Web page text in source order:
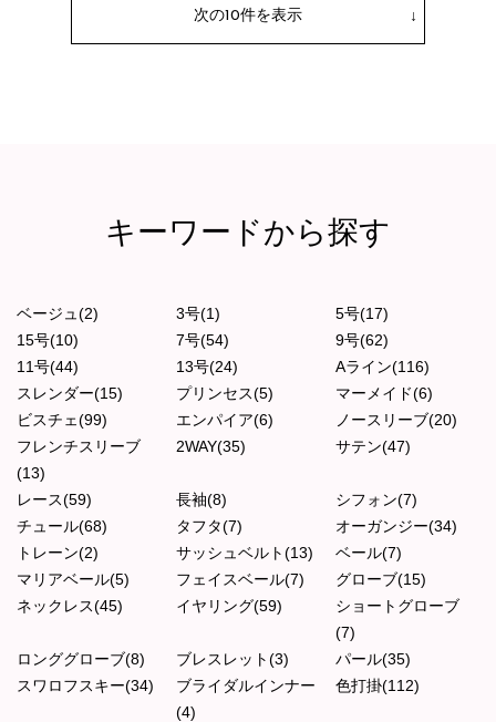
次の10件を表示
キーワードから探す
ベージュ(2) 3号(1)
5号(17)
15号(10)
7号(54)
9号(62)
11号(44)
13号(24)
Aライン(116)
スレンダー(15)
プリンセス(5)
マーメイド(6)
ビスチェ(99)
エンパイア(6)
ノースリーブ(20)
フレンチスリーブ
(13)
2WAY(35) サテン(47)
レース(59) 長袖(8)
シフォン(7)
チュール(68)
タフタ(7)
オーガンジー(34)
トレーン(2)
サッシュベルト(13)
ベール(7)
マリアベール(5)
フェイスベール(7)
グローブ(15)
ネックレス(45)
イヤリング(59)
ショートグローブ
(7)
ロンググローブ(8)
ブレスレット(3)
パール(35)
スワロフスキー(34)
ブライダルインナー
(4)
色打掛(112)